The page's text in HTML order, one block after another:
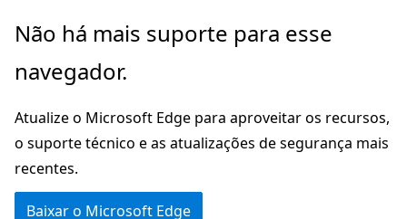
Pular
o
principal
Não há mais suporte para esse
navegador.
Atualize o Microsoft Edge para aproveitar os recursos,
o suporte técnico e as atualizações de segurança mais
recentes.
Baixar o Microsoft Edge